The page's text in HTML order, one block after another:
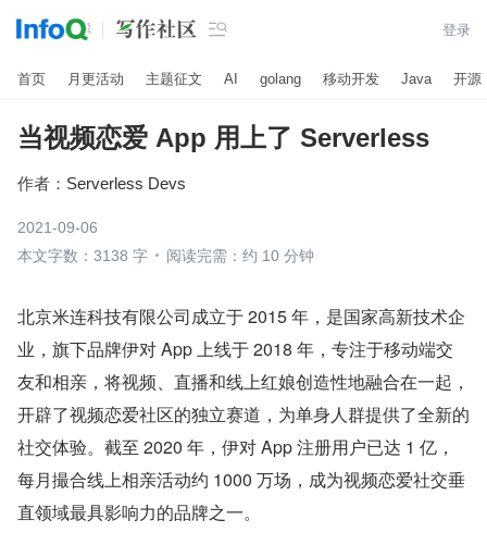
 登录
首页 月更活动 主题征文 AI golang 移动开发 Java 开源
当视频恋爱 App 用上了 Serverless
作者： Serverless Devs
2021-09-06
本文字数：3138 字
阅读完需：约 10 分钟
北京米连科技有限公司成立于 2015 年，是国家高新技术企
业，旗下品牌伊对 App 上线于 2018 年，专注于移动端交
友和相亲，将视频、直播和线上红娘创造性地融合在一起，
开辟了视频恋爱社区的独立赛道，为单身人群提供了全新的
社交体验。截至 2020 年，伊对 App 注册用户已达 1 亿，
每月撮合线上相亲活动约 1000 万场，成为视频恋爱社交垂
直领域最具影响力的品牌之一。